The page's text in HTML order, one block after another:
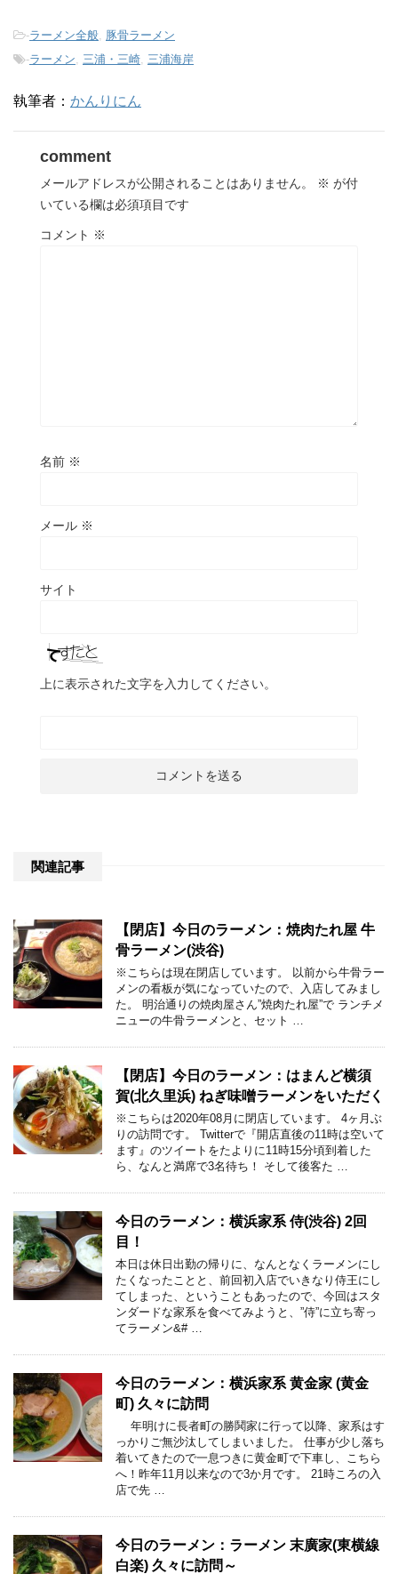
-ラーメン全般
豚骨ラーメン
-ラーメン 三浦・三崎 三浦海岸
執筆者： かんりにん
comment
メールアドレスが公開されることはありません。 ※ が付
いている欄は必須項目です
コメント ※
名前 ※
メール ※
サイト
上に表示された文字を入力してください。
関連記事
【閉店】今日のラーメン：焼肉たれ屋 牛
骨ラーメン(渋谷)
※こちらは現在閉店しています。 以前から牛骨ラー
メンの看板が気になっていたので、入店してみまし
た。 明治通りの焼肉屋さん”焼肉たれ屋”で ランチメ
ニューの牛骨ラーメンと、セット …
【閉店】今日のラーメン：はまんど横須
賀(北久里浜) ねぎ味噌ラーメンをいただく
※こちらは2020年08月に閉店しています。 4ヶ月ぶ
りの訪問です。 Twitterで『開店直後の11時は空いて
ます』のツイートをたよりに11時15分頃到着した
ら、なんと満席で3名待ち！ そして後客た …
今日のラーメン：横浜家系 侍(渋谷) 2回
目！
本日は休日出勤の帰りに、なんとなくラーメンにし
たくなったことと、前回初入店でいきなり侍王にし
てしまった、ということもあったので、今回はスタ
ンダードな家系を食べてみようと、”侍”に立ち寄っ
てラーメン&# …
今日のラーメン：横浜家系 黄金家 (黄金
町) 久々に訪問
年明けに長者町の勝鬨家に行って以降、家系はす
っかりご無沙汰してしまいました。 仕事が少し落ち
着いてきたので一息つきに黄金町で下車し、こちら
へ！昨年11月以来なので3か月です。 21時ころの入
店で先 …
今日のラーメン：ラーメン 末廣家(東横線
白楽) 久々に訪問～